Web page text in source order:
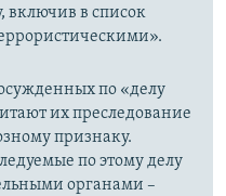
включив в список
по «делу
их преследование
признаку.
по этому делу
органами –